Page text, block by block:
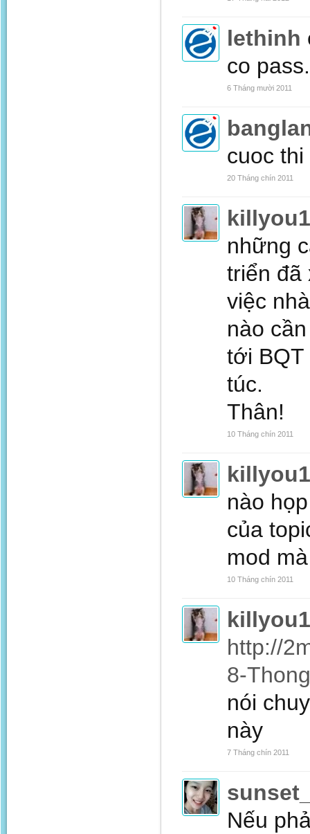
lethinh
co
6 Tháng mười 2011
cuoc
20 Tháng chín 2011
những
triển đã
việc
nào
tới BQT
túc.
Thân!
10 Tháng chín 2011
nào
của
mod
10 Tháng chín 2011
http://
8-
nói
này
7 Tháng chín 2011
Nếu